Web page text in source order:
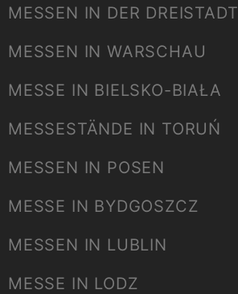
MESSEN IN DER DREISTADT
MESSEN IN WARSCHAU
MESSE IN BIELSKO-BIAŁA
MESSESTÄNDE IN TORUŃ
MESSEN IN POSEN
MESSE IN BYDGOSZCZ
MESSEN IN LUBLIN
MESSE IN LODZ